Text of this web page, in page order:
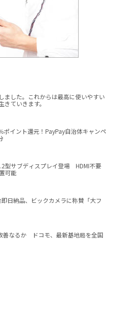
ました。これからは最高に使いやすい
きていきます。
ポイント還元！PayPay自治体キャンペ
型サブディスプレイ登場 HDMI不要
可能
日納品、ビックカメラに称賛「大フ
善なるか ドコモ、最新基地局を全国